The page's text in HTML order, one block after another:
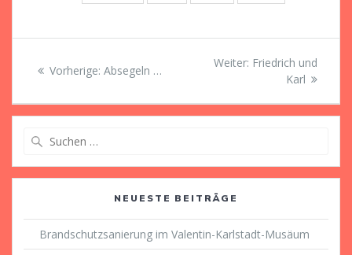
Beitragsnavigation
Vorherige: Vorheriger
Absegeln …
Weiter: Nächster
Beitrag:
Friedrich und
Karl
NEUESTE BEITRÄGE
Brandschutzsanierung im Valentin-Karlstadt-Musäum